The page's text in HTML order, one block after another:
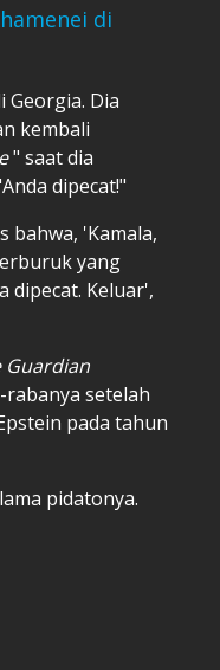
di
Georgia. Dia
kembali
" saat dia
dipecat!"
bahwa, 'Kamala,
yang
dipecat. Keluar',
Guardian
setelah
pada tahun
pidatonya.